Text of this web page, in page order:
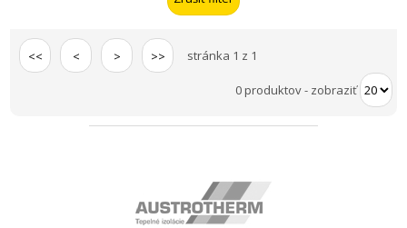
<< < > >> stránka 1 z 1
0 produktov- zobraziť